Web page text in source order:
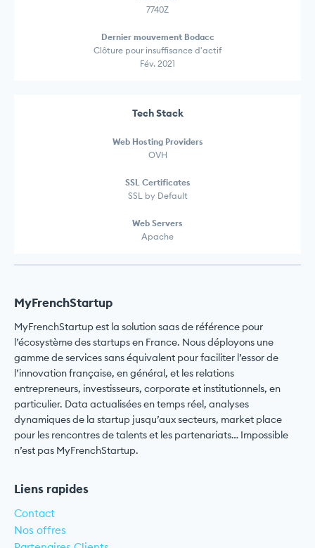
7740Z
Dernier mouvement Bodacc
Clôture pour insuffisance d'actif
Fév. 2021
Tech Stack
Web Hosting Providers
OVH
SSL Certificates
SSL by Default
Web Servers
Apache
MyFrenchStartup
MyFrenchStartup est la solution saas de référence pour
l’écosystème des startups en France. Nous déployons une
gamme de services sans équivalent pour faciliter l’essor de
l’innovation française, en général, et les relations
entrepreneurs, investisseurs, corporate et institutionnels, en
particulier. Data actualisées en temps réel, analyses
dynamiques de la startup jusqu’aux secteurs, market place
pour les rencontres de talents et les partenariats… Impossible
n’est pas MyFrenchStartup.
Liens rapides
Contact
Nos offres